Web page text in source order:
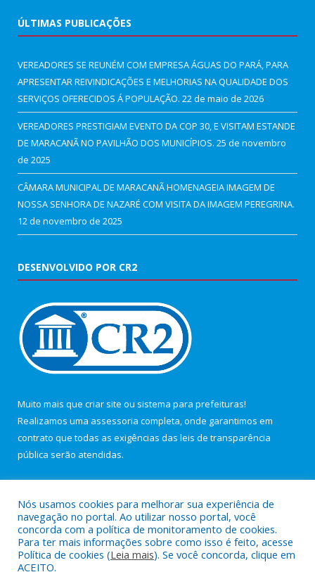
ÚLTIMAS PUBLICAÇÕES
VEREADORES SE REUNÉM COM EMPRESA ÁGUAS DO PARÁ, PARA
APRESENTAR REIVINDICAÇÕES E MELHORIAS NA QUALIDADE DOS
SERVIÇOS OFERECIDOS Á POPULAÇÃO. 22 de maio de 2026
VEREADORES PRESTIGIAM EVENTO DA COP 30, E VISITAM ESTANDE
DE MARACANÃ NO PAVILHÃO DOS MUNICÍPIOS. 25 de novembro
de 2025
CÂMARA MUNICIPAL DE MARACANÃ HOMENAGEIA IMAGEM DE
NOSSA SENHORA DE NAZARÉ COM VISITA DA IMAGEM PEREGRINA.
12 de novembro de 2025
DESENVOLVIDO POR CR2
Muito mais que criar site ou sistema para prefeituras!
Realizamos uma assessoria completa, onde garantimos em
contrato que todas as exigências das leis de transparência
pública serão atendidas.
Todos os direitos reservados a Câmara Municipal de Maracanã.
Nós usamos cookies para melhorar sua experiência de
navegação no portal. Ao utilizar nosso portal, você
concorda com a política de monitoramento de cookies.
Para ter mais informações sobre como isso é feito, acesse
Política de cookies (Leia mais). Se você concorda, clique em
ACEITO.